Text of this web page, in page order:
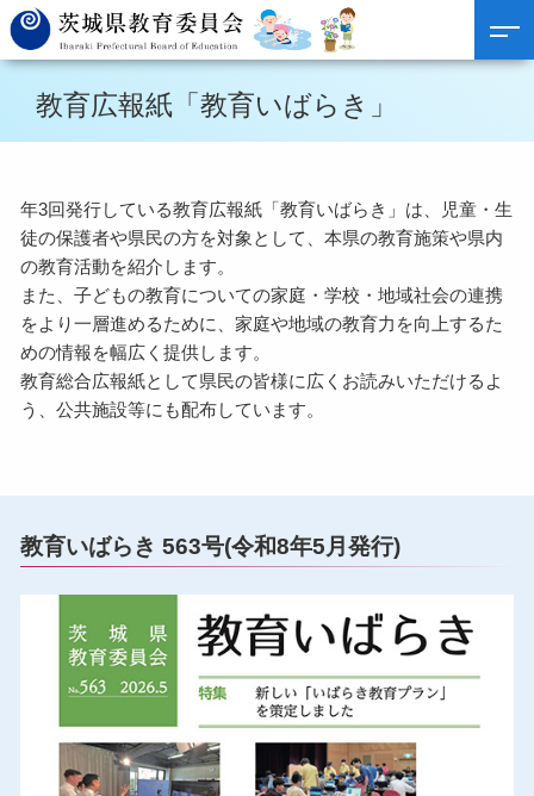
教育広報紙「教育いばらき」
年3回発行している教育広報紙「教育いばらき」は、児童・生
徒の保護者や県民の方を対象として、本県の教育施策や県内
の教育活動を紹介します。
また、子どもの教育についての家庭・学校・地域社会の連携
をより一層進めるために、家庭や地域の教育力を向上するた
めの情報を幅広く提供します。
教育総合広報紙として県民の皆様に広くお読みいただけるよ
う、公共施設等にも配布しています。
教育いばらき 563号(令和8年5月発行)